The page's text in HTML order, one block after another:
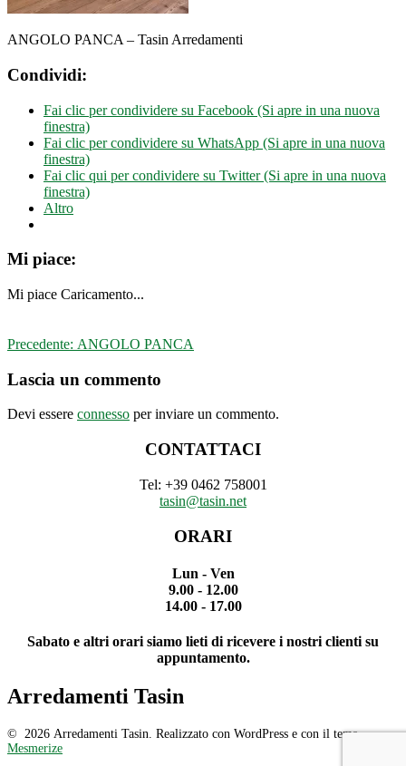
ANGOLO PANCA – Tasin Arredamenti
Condividi:
Fai clic per condividere su Facebook (Si apre in una nuova
finestra)
Fai clic per condividere su WhatsApp (Si apre in una nuova
finestra)
Fai clic qui per condividere su Twitter (Si apre in una nuova
finestra)
Altro
Mi piace:
Mi piace Caricamento...
Navigazione
articoli
Precedente: Articolo
ANGOLO PANCA
Lascia un commento
Devi essere connesso per inviare un commento.
CONTATTACI
Tel: +39 0462 758001
tasin@tasin.net
ORARI
Lun - Ven
9.00 - 12.00
14.00 - 17.00
Sabato e altri orari siamo lieti di ricevere i nostri clienti su
appuntamento.
Arredamenti Tasin
© 2026 Arredamenti Tasin. Realizzato con WordPress e con il tema
Mesmerize